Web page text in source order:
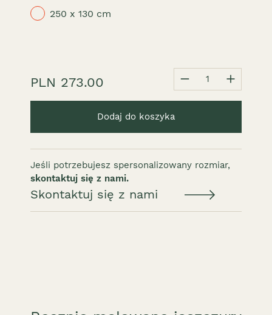
250 x 130 cm
PLN 273.00 1
Dodaj do koszyka
Jeśli potrzebujesz spersonalizowany rozmiar,
skontaktuj się z nami.
Skontaktuj się z nami